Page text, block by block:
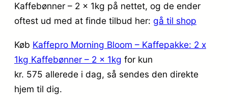
Kaffebønner – 2 x 1kg på nettet, og de ender
oftest ud med at finde tilbud her: gå til shop
Køb Kaffepro Morning Bloom – Kaffepakke: 2 x
1kg Kaffebønner – 2 x 1kg for kun
kr. 575 allerede i dag, så sendes den direkte
hjem til dig.